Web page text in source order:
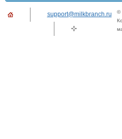
support@milkbranch.ru ©